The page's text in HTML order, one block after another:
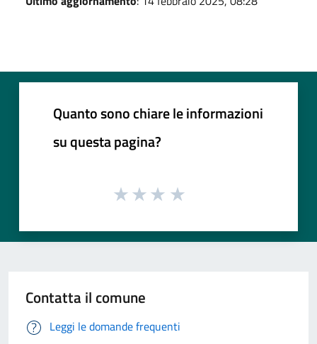
Quanto sono chiare le informazioni
su questa pagina?
Contatta il comune
Leggi le domande frequenti